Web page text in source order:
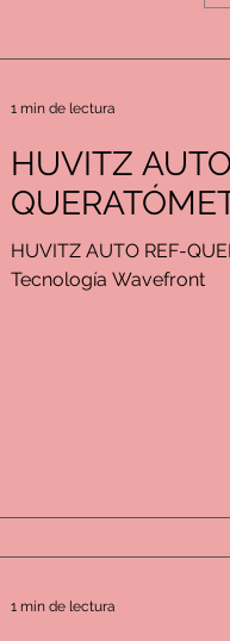
HUVITZ
HUVITZ AUTO REF-
Tecnología Wavefront
1 min de lectura
1 min de lectura